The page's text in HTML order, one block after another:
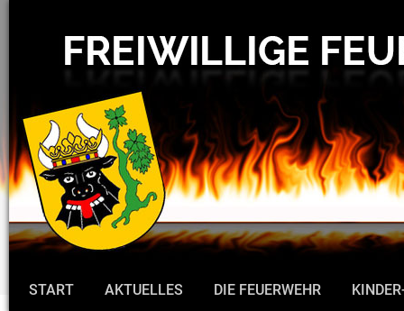
START AKTUELLES DIE FEUERWEHR